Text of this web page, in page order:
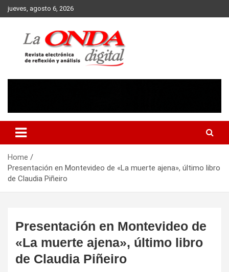
Skip
to
jueves, agosto 6, 2026
Home
Presentación en Montevideo de «La muerte ajena», último libro
de Claudia Piñeiro
Presentación en Montevideo de
«La muerte ajena», último libro
de Claudia Piñeiro